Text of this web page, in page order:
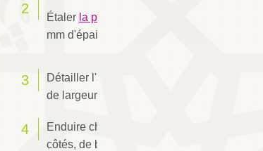
Étaler la pâte
mm d'épaisseur.
Détailler l'abaisse de pâte en bande de 3 cm
de largeur.
Enduire chaque bande de pâte, des deux
côtés, de blanc d'œuf et les saupoudrer de